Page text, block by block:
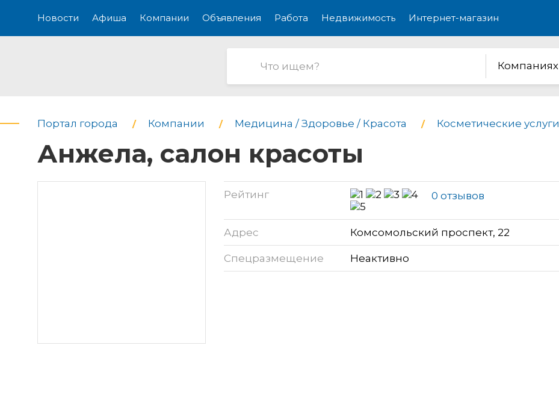
Новости Афиша Компании Объявления Работа Недвижимость Интернет-магазин
Компаниях
Портал города Компании Медицина / Здоровье / Красота Косметические услуги
Анжела, салон красоты
Рейтинг 0 отзывов
Адрес Комсомольский проспект, 22
Спецразмещение Неактивно